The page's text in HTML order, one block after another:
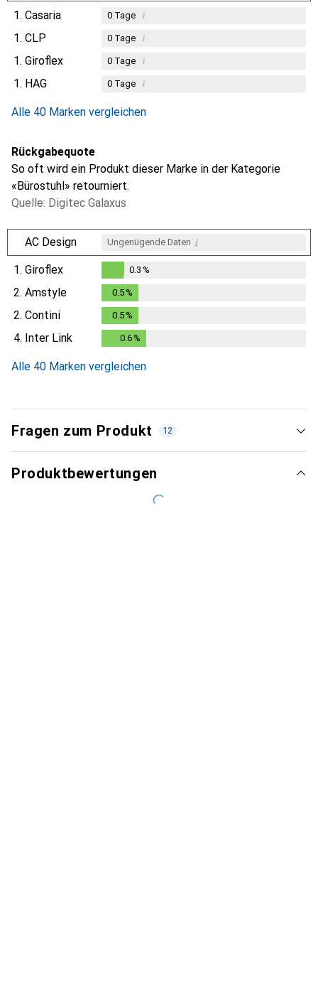
1. Casaria 0Tage i
1. CLP 0Tage i
1. Giroflex 0Tage i
1. HAG 0Tage i
Alle 40 Marken vergleichen
Rückgabequote
So oft wird ein Produkt dieser Marke in der Kategorie
«Bürostuhl» retourniert.
Quelle: Digitec Galaxus
AC Design Ungenügende Daten i
1. Giroflex
0.3%
0.3 %
2. Amstyle 0.5 %
2. Contini 0.5 %
4. Inter Link 0.6%
Alle 40 Marken vergleichen
Fragen zum Produkt 12
Produktbewertungen